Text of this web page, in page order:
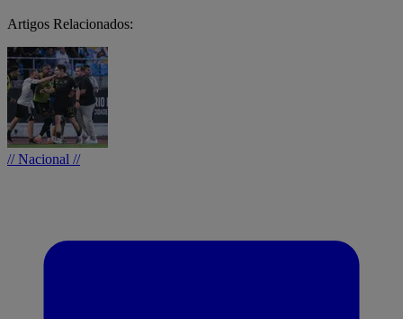
Artigos Relacionados:
// Nacional //